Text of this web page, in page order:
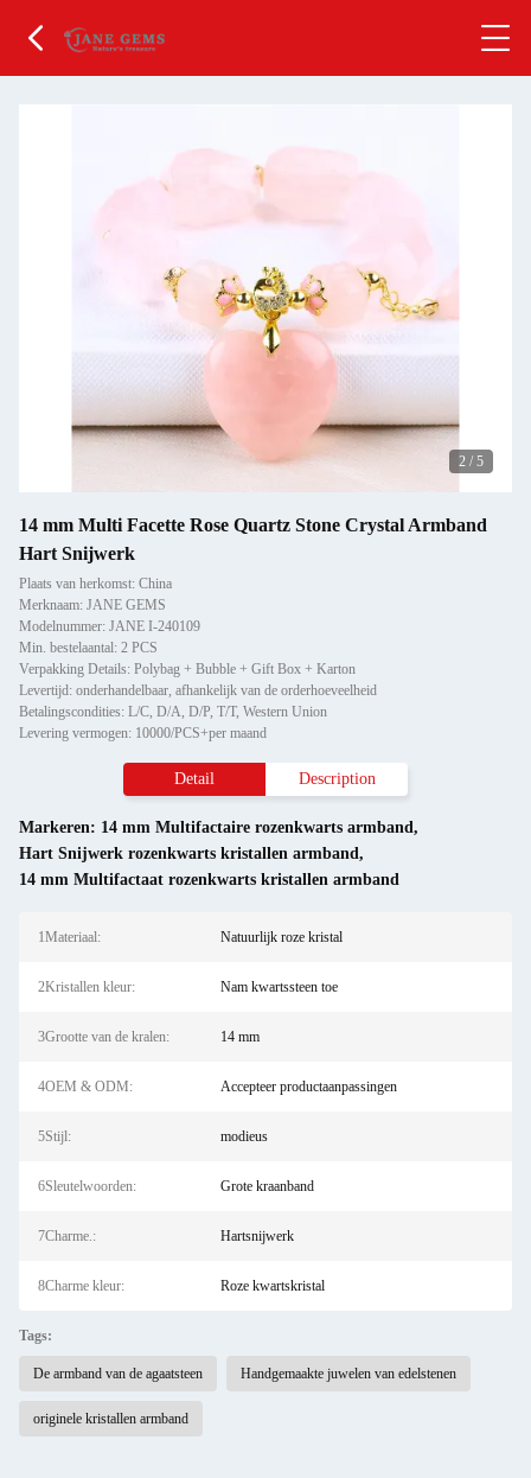
2 / 5
14 mm Multi Facette Rose Quartz Stone Crystal Armband
Hart Snijwerk
Plaats van herkomst: China
Merknaam: JANE GEMS
Modelnummer: JANE I-240109
Min. bestelaantal: 2 PCS
Verpakking Details: Polybag + Bubble + Gift Box + Karton
Levertijd: onderhandelbaar, afhankelijk van de orderhoeveelheid
Betalingscondities: L/C, D/A, D/P, T/T, Western Union
Levering vermogen: 10000/PCS+per maand
Detail Description
Markeren: 14 mm Multifactaire rozenkwarts armband,
Hart Snijwerk rozenkwarts kristallen armband,
14 mm Multifactaat rozenkwarts kristallen armband
1Materiaal: Natuurlijk roze kristal
2Kristallen kleur: Nam kwartssteen toe
3Grootte van de kralen: 14 mm
4OEM & ODM: Accepteer productaanpassingen
5Stijl: modieus
6Sleutelwoorden: Grote kraanband
7Charme.: Hartsnijwerk
8Charme kleur: Roze kwartskristal
Tags:
De armband van de agaatsteen Handgemaakte juwelen van edelstenen
originele kristallen armband